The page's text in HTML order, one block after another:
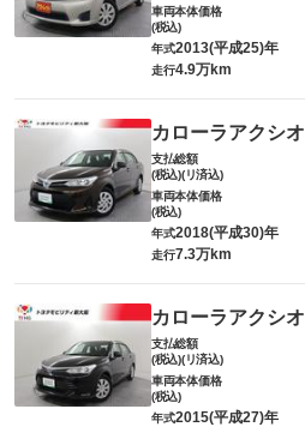
車両本体価格
(税込)
年式2013(平成25)年
走行4.9万km
カローラアクシオ
支払総額
(税込)(リ済込)
車両本体価格
(税込)
年式2018(平成30)年
走行7.3万km
カローラアクシオ
支払総額
(税込)(リ済込)
車両本体価格
(税込)
年式2015(平成27)年